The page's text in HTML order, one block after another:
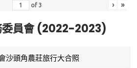
of3 › »
委員會 (2022-2023)
沙頭角農莊旅行大合照